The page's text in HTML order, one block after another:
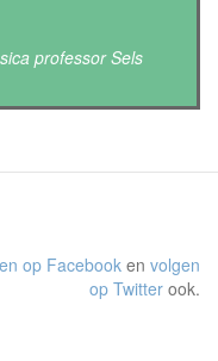
professor Sels
op Facebook en volgen
op Twitter ook.